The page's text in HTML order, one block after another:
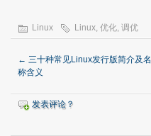
Linux Linux, 优化, 调优
← 三十种常见Linux发行版简介及名
称含义
发表评论？